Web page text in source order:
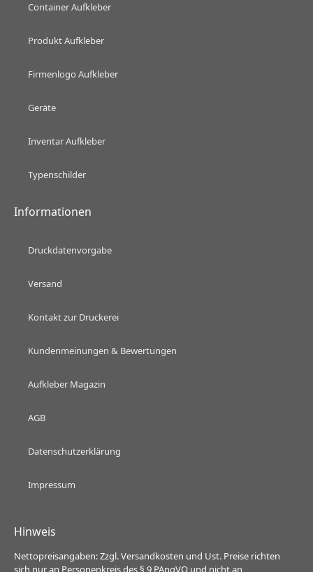
Container Aufkleber
Produkt Aufkleber
Firmenlogo Aufkleber
Geräte
Inventar Aufkleber
Typenschilder
Informationen
Druckdatenvorgabe
Versand
Kontakt zur Druckerei
Kundenmeinungen & Bewertungen
Aufkleber Magazin
AGB
Datenschutzerklärung
Impressum
Hinweis
Nettopreisangaben: Zzgl. Versandkosten und Ust. Preise richten
sich nur an Personenkreis des § 9 PAngVO und nicht an